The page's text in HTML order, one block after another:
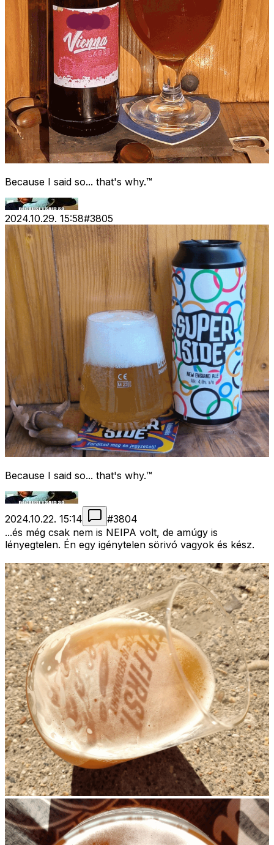
Because I said so... that's why.™
2024.10.29. 15:58#3805
Because I said so... that's why.™
2024.10.22. 15:14 #3804
...és még csak nem is NEIPA volt, de amúgy is
lényegtelen. Én egy igénytelen sörivó vagyok és kész.